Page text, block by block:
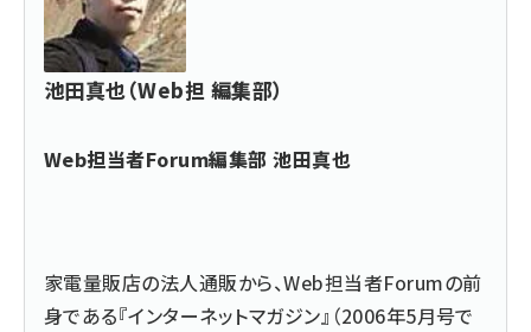
池田真也（Web担 編集部）
Web担当者Forum編集部 池田真也
家電量販店の法人通販から、Web担当者Forumの前
身である『インターネットマガジン』（2006年5月号で